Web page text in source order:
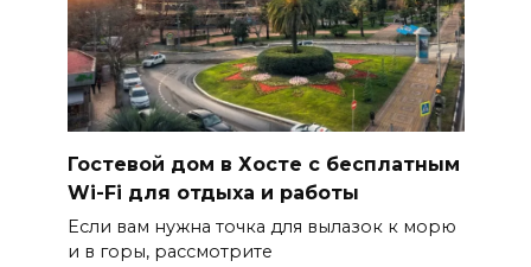
Гостевой дом в Хосте с бесплатным
Wi-Fi для отдыха и работы
Если вам нужна точка для вылазок к морю
и в горы, рассмотрите